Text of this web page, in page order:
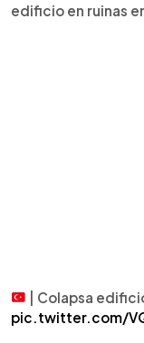
edificio en ruinas
| Colapsa
pic.twitter.com/